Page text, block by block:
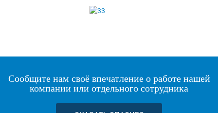
Сообщите нам своё впечатление о работе нашей
компании или отдельного сотрудника